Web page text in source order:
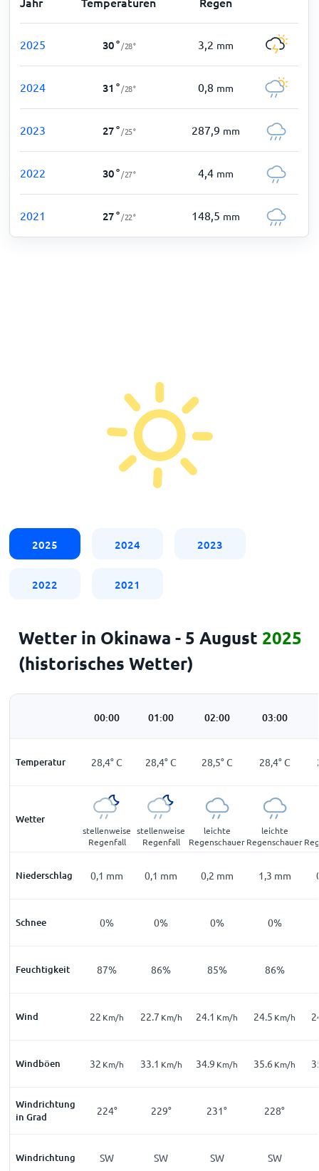
2025 30° /28° 3,2 mm
2024 31 ° /28° 0,8 mm
2023 27° /25° 287,9 mm
2022 30° /27° 4,4 mm
2021 27° /22° 148,5 mm
2025 2024 2023
2022 2021
Wetter in Okinawa - 5 August 2025
(historisches Wetter)
00:00 01:00 02:00 03:00
Temperatur 28,4°C 28,4°C 28,5°C 28,4°C
Wetter
stellenweise
Regenfall
stellenweise
Regenfall
leichte
Regenschauer
leichte
Regenschauer
Niederschlag 0,1 mm 0,1 mm 0,2 mm 1,3 mm
Schnee 0% 0% 0% 0%
Feuchtigkeit 87% 86% 85% 86%
Wind 22 Km/h 22.7 Km/h 24.1 Km/h 24.5 Km/h
Windböen 32 Km/h 33.1 Km/h 34.9 Km/h 35.6 Km/h
Windrichtung
in Grad
224° 229° 231° 228°
Windrichtung SW SW SW SW